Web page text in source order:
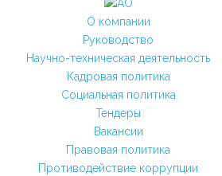
О компании
Руководство
Научно-техническая деятельность
Кадровая политика
Социальная политика
Тендеры
Вакансии
Правовая политика
Противодействие коррупции